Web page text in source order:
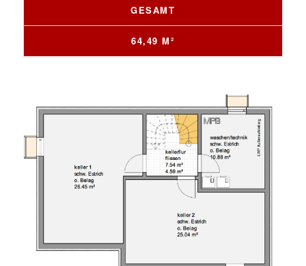
GESAMT
64,49 M²